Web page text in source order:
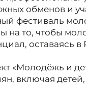
обменов и
фестиваль
на то, чтобы
оставаясь
«Молодёжь и
включая